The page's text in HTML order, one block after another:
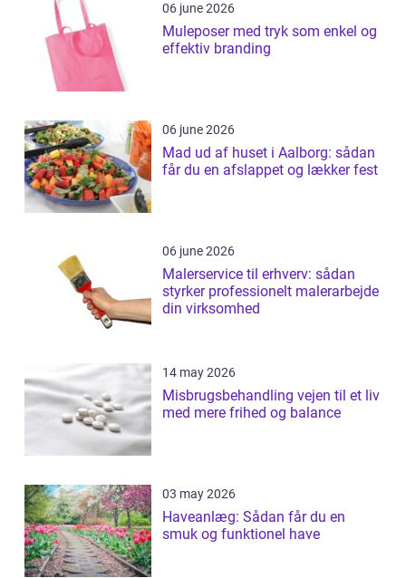
06 june 2026
Muleposer med tryk som enkel og
effektiv branding
06 june 2026
Mad ud af huset i Aalborg: sådan
får du en afslappet og lækker fest
06 june 2026
Malerservice til erhverv: sådan
styrker professionelt malerarbejde
din virksomhed
14 may 2026
Misbrugsbehandling vejen til et liv
med mere frihed og balance
03 may 2026
Haveanlæg: Sådan får du en
smuk og funktionel have